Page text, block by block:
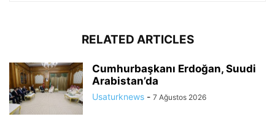
RELATED ARTICLES
Cumhurbaşkanı Erdoğan, Suudi
Arabistan’da
Usaturknews - 7 Ağustos 2026